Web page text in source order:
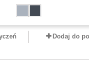
Dodaj do